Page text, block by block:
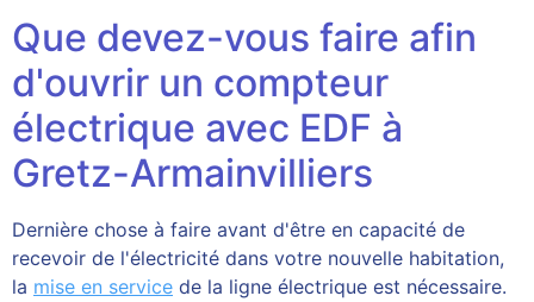
Que devez-vous faire afin
d'ouvrir un compteur
électrique avec EDF à
Gretz-Armainvilliers
Dernière chose à faire avant d'être en capacité de
recevoir de l'électricité dans votre nouvelle habitation,
la mise en service de la ligne électrique est nécessaire.